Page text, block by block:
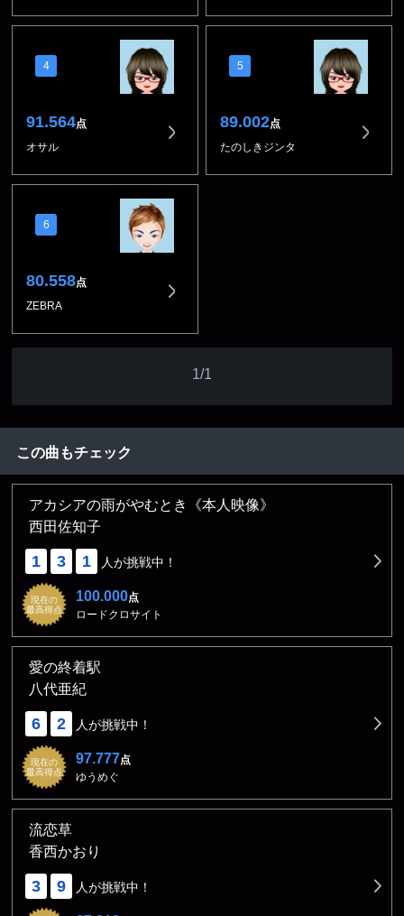
4
91.564点
オサル
5
89.002点
たのしきジンタ
6
80.558点
ZEBRA
1/1
この曲もチェック
アカシアの雨がやむとき《本人映像》
西田佐知子
1 3 1 人が挑戦中！
現在の
最高得点
100.000点
ロードクロサイト
愛の終着駅
八代亜紀
6 2 人が挑戦中！
現在の
最高得点
97.777点
ゆうめぐ
流恋草
香西かおり
3 9 人が挑戦中！